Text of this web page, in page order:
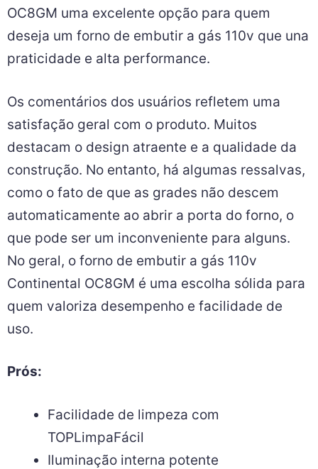
OC8GM uma excelente opção para quem
deseja um forno de embutir a gás 110v que una
praticidade e alta performance.
Os comentários dos usuários refletem uma
satisfação geral com o produto. Muitos
destacam o design atraente e a qualidade da
construção. No entanto, há algumas ressalvas,
como o fato de que as grades não descem
automaticamente ao abrir a porta do forno, o
que pode ser um inconveniente para alguns.
No geral, o forno de embutir a gás 110v
Continental OC8GM é uma escolha sólida para
quem valoriza desempenho e facilidade de
uso.
Prós:
Facilidade de limpeza com
TOPLimpaFácil
Iluminação interna potente